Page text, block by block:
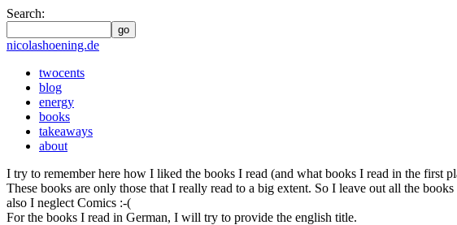
Search:
go
nicolashoening.de
twocents
blog
energy
books
takeaways
about
I try to remember here how I liked the books I read (and what books I read in the first
These books are only those that I really read to a big extent. So I leave out all the
also I neglect Comics :-(
For the books I read in German, I will try to provide the english title.